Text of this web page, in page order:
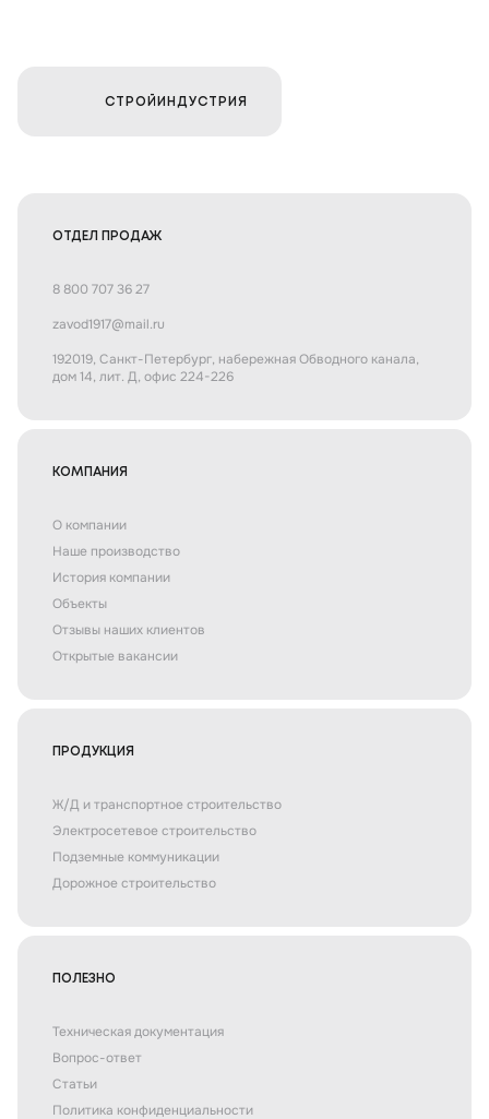
СТРОЙИНДУСТРИЯ
ОТДЕЛ ПРОДАЖ
8 800 707 36 27
zavod1917@mail.ru
192019, Санкт-Петербург, набережная Обводного канала,
дом 14, лит. Д, офис 224-226
КОМПАНИЯ
О компании
Наше производство
История компании
Объекты
Отзывы наших клиентов
Открытые вакансии
ПРОДУКЦИЯ
Ж/Д и транспортное строительство
Электросетевое строительство
Подземные коммуникации
Дорожное строительство
ПОЛЕЗНО
Техническая документация
Вопрос-ответ
Статьи
Политика конфиденциальности